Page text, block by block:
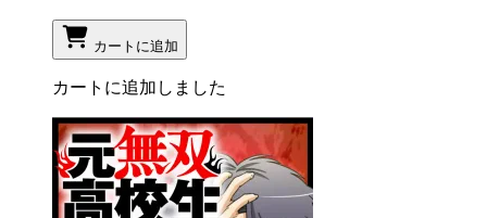
カートに追加
カートに追加しました